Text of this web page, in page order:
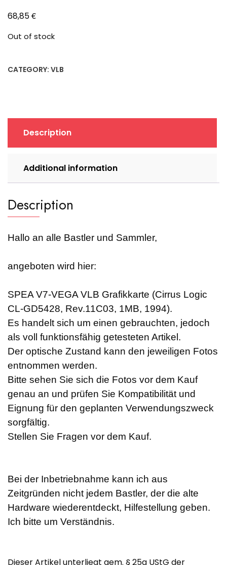
68,85€
Out of stock
CATEGORY: VLB
Description
Additional information
Description
Hallo an alle Bastler und Sammler,
angeboten wird hier:
SPEA V7-VEGA VLB Grafikkarte (Cirrus Logic
CL-GD5428, Rev.11C03, 1MB, 1994).
Es handelt sich um einen gebrauchten, jedoch
als voll funktionsfähig getesteten Artikel.
Der optische Zustand kann den jeweiligen Fotos
entnommen werden.
Bitte sehen Sie sich die Fotos vor dem Kauf
genau an und prüfen Sie Kompatibilität und
Eignung für den geplanten Verwendungszweck
sorgfältig.
Stellen Sie Fragen vor dem Kauf.
Bei der Inbetriebnahme kann ich aus
Zeitgründen nicht jedem Bastler, der die alte
Hardware wiederentdeckt, Hilfestellung geben.
Ich bitte um Verständnis.
Dieser Artikel unterliegt gem. § 25a UStG der